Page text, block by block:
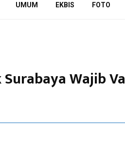
UMUM EKBIS FOTO
Wajib